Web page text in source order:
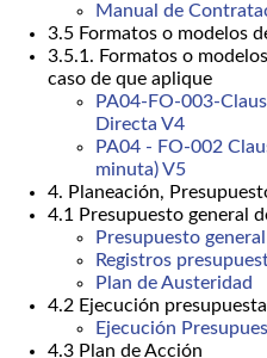
Manual de
3.5 Formatos o modelos
3.5.1. Formatos o
caso de que aplique
PA04-FO-003-
Directa V4
PA04 - FO-002
minuta) V5
4. Planeación,
4.1 Presupuesto general
Presupuesto general
Registros
Plan de Austeridad
4.2 Ejecución presupuestal
Ejecución
4.3 Plan de Acción